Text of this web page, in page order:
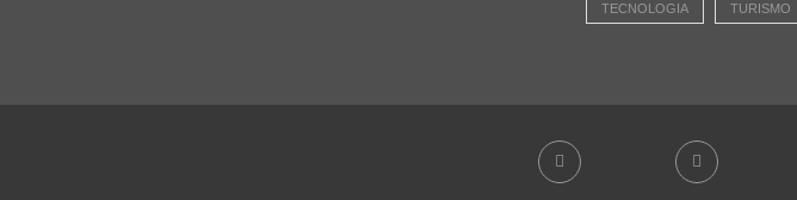
TECNOLOGIA TURISMO